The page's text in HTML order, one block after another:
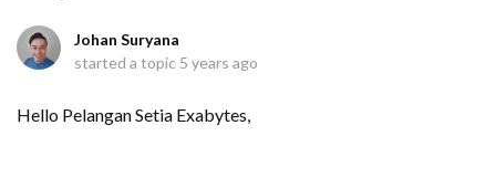
Johan Suryana
started a topic 5 years ago
Hello Pelangan Setia Exabytes,